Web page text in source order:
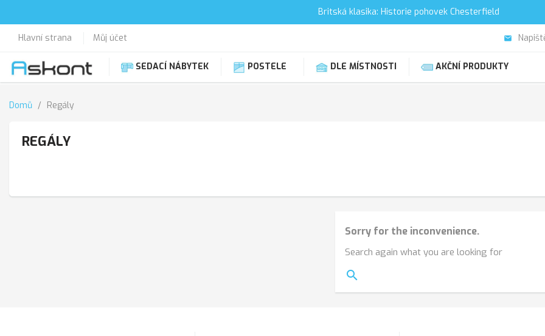
Britská klasika: Historie pohovek Chesterfield
Hlavní strana Můj účet email
SEDACÍ NÁBYTEK POSTELE DLE MÍSTNOSTI AKČNÍ PRODUKTY
Domů Regály
REGÁLY
Sorry for the inconvenience.
Search again what you are looking for
search